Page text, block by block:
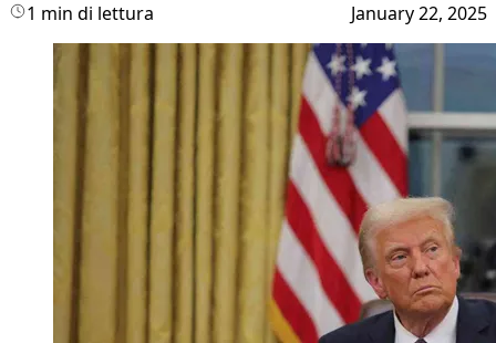
1 min di lettura January 22, 2025